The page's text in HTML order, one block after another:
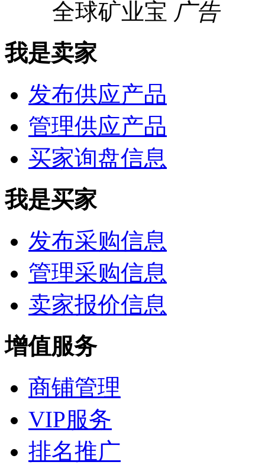
全球矿业宝 广告
我是卖家
发布供应产品
管理供应产品
买家询盘信息
我是买家
发布采购信息
管理采购信息
卖家报价信息
增值服务
商铺管理
VIP服务
排名推广